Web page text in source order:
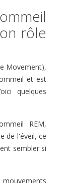
rôle
Movement),
et est
quelques
REM,
de l'éveil, ce
sembler si